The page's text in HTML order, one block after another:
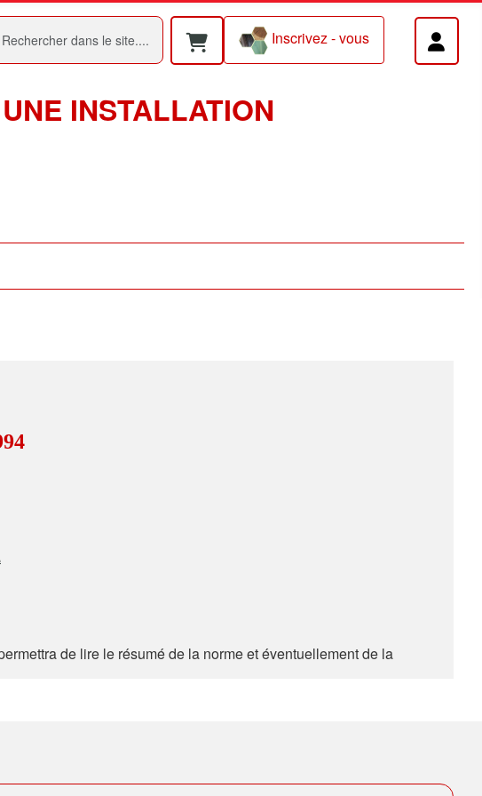
Inscrivez - vous
INSTALLATION
de lire le résumé de la norme et éventuellement de la